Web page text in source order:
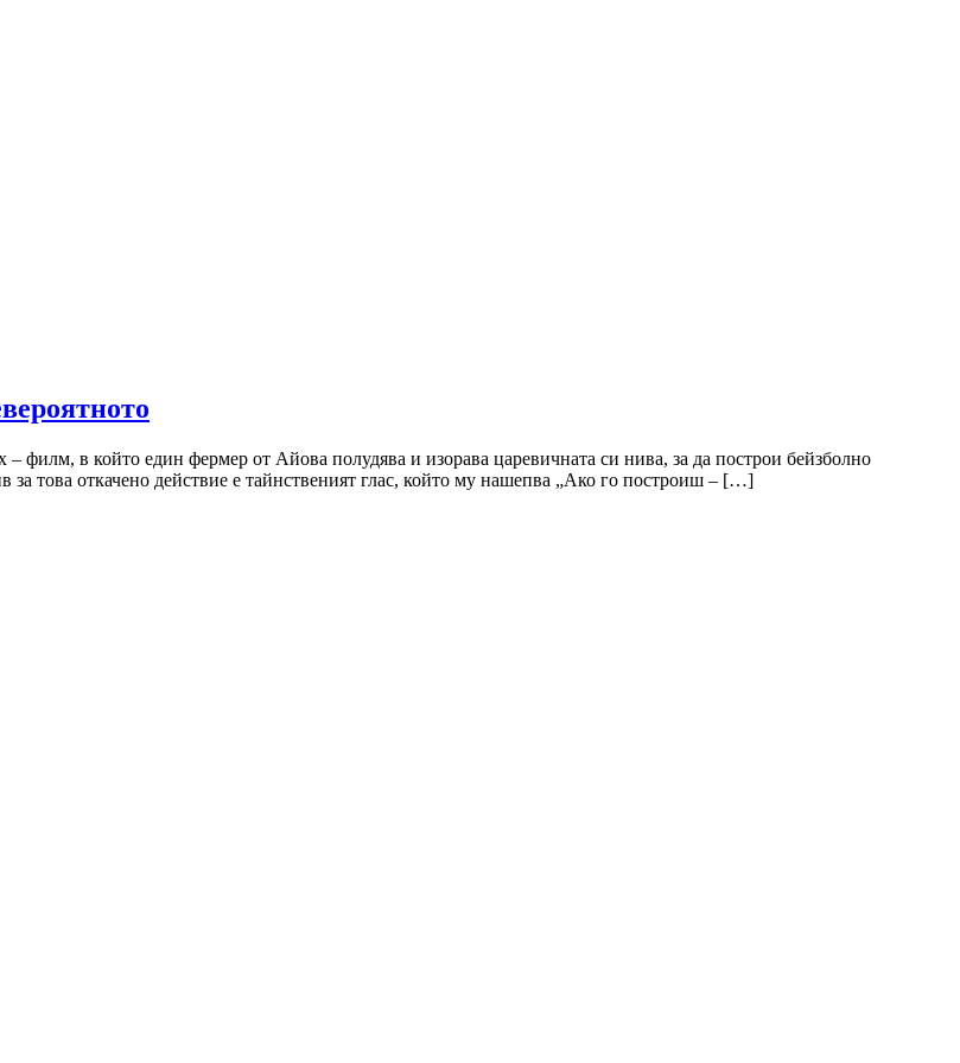
филм, в който един фермер от Айова полудява и изорава царевичната си нива, за да построи бейзболно
това откачено действие е тайнственият глас, който му нашепва „Ако го построиш – […]